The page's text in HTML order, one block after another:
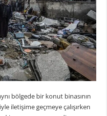
bölgede bir konut binasının
iletişime geçmeye çalışırken